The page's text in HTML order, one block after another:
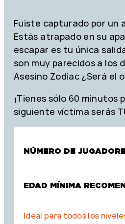
Fuiste capturado por un
Estás atrapado en su
escapar es tu única
son muy parecidos a los
Asesino Zodiac ¿Será el
¡Tienes sólo 60 minutos
siguiente víctima serás
NÚMERO DE
EDAD MÍNIMA
Ideal para todos los